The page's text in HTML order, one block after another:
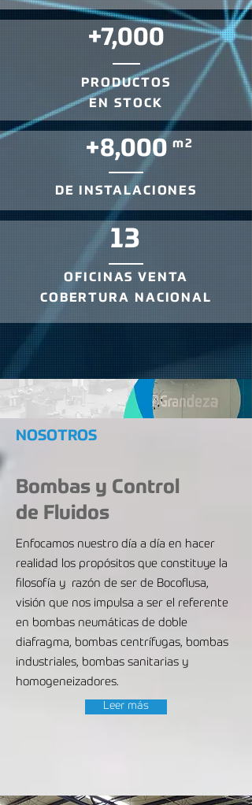
+7,000
PRODUCTOS
EN STOCK
+8,000 m2
DE INSTALACIONES
13
OFICINAS VENTA
COBERTURA NACIONAL
NOSOTROS
Bombas y Control
de Fluidos
Enfocamos nuestro día a día en hacer
realidad los propósitos que constituye la
filosofía y razón de ser de Bocoflusa,
visión que nos impulsa a ser el referente
en bombas neumáticas de doble
diafragma, bombas centrífugas, bombas
industriales, bombas sanitarias y
homogeneizadores.
Leer más